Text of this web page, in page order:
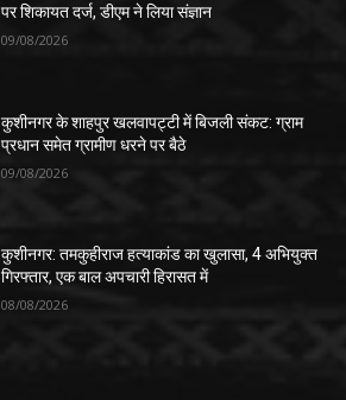
पर शिकायत दर्ज, डीएम ने लिया संज्ञान
09/08/2026
कुशीनगर के शाहपुर खलवापट्टी में बिजली संकट: ग्राम
प्रधान समेत ग्रामीण धरने पर बैठे
09/08/2026
कुशीनगर: तमकुहीराज हत्याकांड का खुलासा, 4 अभियुक्त
गिरफ्तार, एक बाल अपचारी हिरासत में
08/08/2026